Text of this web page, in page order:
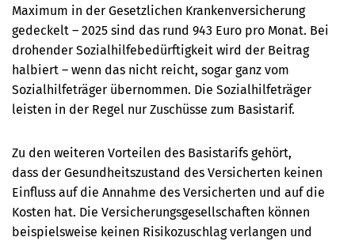
Maximum in der Gesetzlichen Krankenversicherung
gedeckelt – 2025 sind das rund 943 Euro pro Monat. Bei
drohender Sozialhilfebedürftigkeit wird der Beitrag
halbiert – wenn das nicht reicht, sogar ganz vom
Sozialhilfeträger übernommen. Die Sozialhilfeträger
leisten in der Regel nur Zuschüsse zum Basistarif.
Zu den weiteren Vorteilen des Basistarifs gehört,
dass der Gesundheitszustand des Versicherten keinen
Einfluss auf die Annahme des Versicherten und auf die
Kosten hat. Die Versicherungsgesellschaften können
beispielsweise keinen Risikozuschlag verlangen und